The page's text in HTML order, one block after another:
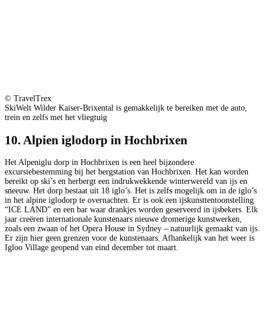
© TravelTrex
SkiWelt Wilder Kaiser-Brixental is gemakkelijk te bereiken met de auto,
trein en zelfs met het vliegtuig
10. Alpien iglodorp in Hochbrixen
Het Alpeniglu dorp in Hochbrixen is een heel bijzondere
excursiebestemming bij het bergstation van Hochbrixen. Het kan worden
bereikt op ski’s en herbergt een indrukwekkende winterwereld van ijs en
sneeuw. Het dorp bestaat uit 18 iglo’s. Het is zelfs mogelijk om in de iglo’s
in het alpine iglodorp te overnachten. Er is ook een ijskunsttentoonstelling
“ICE LAND” en een bar waar drankjes worden geserveerd in ijsbekers. Elk
jaar creëren internationale kunstenaars nieuwe dromerige kunstwerken,
zoals een zwaan of het Opera House in Sydney – natuurlijk gemaakt van ijs.
Er zijn hier geen grenzen voor de kunstenaars. Afhankelijk van het weer is
Igloo Village geopend van eind december tot maart.